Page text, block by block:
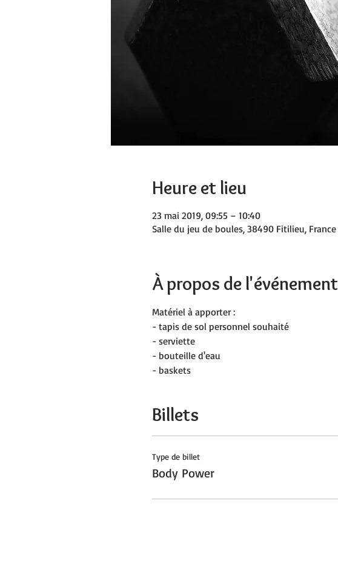
Heure et lieu
23 mai 2019, 09:55 – 10:40
Salle du jeu de boules, 38490 Fitilieu, France
À propos de l'événement
Matériel à apporter :
- tapis de sol personnel souhaité
- serviette
- bouteille d'eau
- baskets
Billets
Type de billet
Body Power